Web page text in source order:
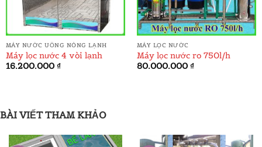
MÁY NƯỚC UỐNG NÓNG LẠNH
Máy lọc nước 4 vòi lạnh
16.200.000 ₫
MÁY LỌC NƯỚC
Máy lọc nước ro 750l/h
80.000.000 ₫
BÀI VIẾT THAM KHẢO